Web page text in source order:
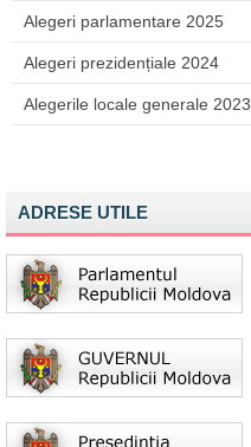
Alegeri parlamentare 2025
Alegeri prezidențiale 2024
Alegerile locale generale 2023
ADRESE UTILE